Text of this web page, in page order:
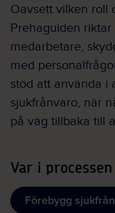
Oavsett vilken roll
Prehaguiden
medarbetare,
med
stöd att använda i
sjukfrånvaro, när
på väg tillbaka till
Var i
Förebygg